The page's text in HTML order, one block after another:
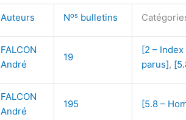
Auteurs Nos bulletins
FALCON
André
19
[2 –
parus],
FALCON
André
195 [5.8 –